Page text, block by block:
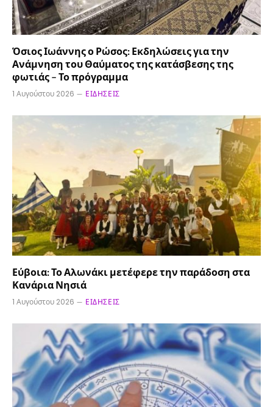
Όσιος Ιωάννης ο Ρώσος: Εκδηλώσεις για την
Ανάμνηση του Θαύματος της κατάσβεσης της
φωτιάς – Το πρόγραμμα
1 Αυγούστου 2026 ΕΙΔΉΣΕΙΣ
Εύβοια: Το Αλωνάκι μετέφερε την παράδοση στα
Κανάρια Νησιά
1 Αυγούστου 2026 ΕΙΔΉΣΕΙΣ